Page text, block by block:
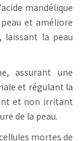
mandélique
et améliore
laissant la peau
assurant une
et régulant la
et non irritant
de la peau.
mortes de